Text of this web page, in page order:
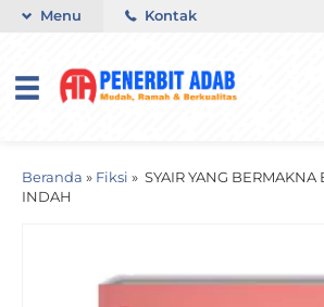
Menu Kontak
Beranda » Fiksi » SYAIR YANG
INDAH